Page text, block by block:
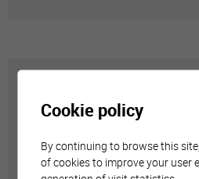
de Sierre.
Cookie policy
By continuing to browse this
of cookies to improve your user